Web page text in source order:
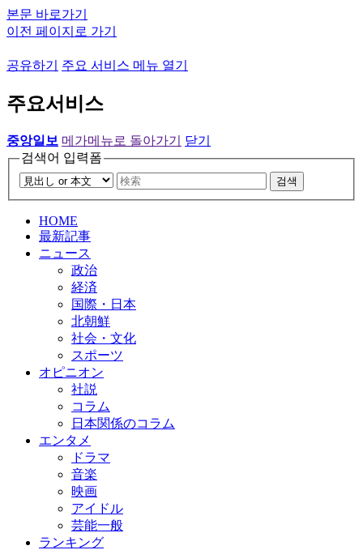
본문 바로가기
이전 페이지로 가기
공유하기 주요 서비스 메뉴 열기
주요서비스
중앙일보 메가메뉴로 돌아가기
닫기
검색어 입력폼
검색
HOME
最新記事
ニュース
政治
経済
国際・日本
北朝鮮
社会・文化
スポーツ
オピニオン
社説
コラム
日本関係のコラム
エンタメ
ドラマ
音楽
映画
アイドル
芸能一般
ランキング